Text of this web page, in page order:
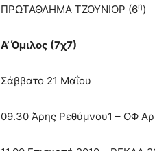
ΠΡΩΤΑΘΛΗΜΑ ΤΖΟΥΝΙΟΡ (6η)
Α’ Όμιλος (7χ7)
Σάββατο 21 Μαΐου
09.30 Άρης Ρεθύμνου1 – ΟΦ